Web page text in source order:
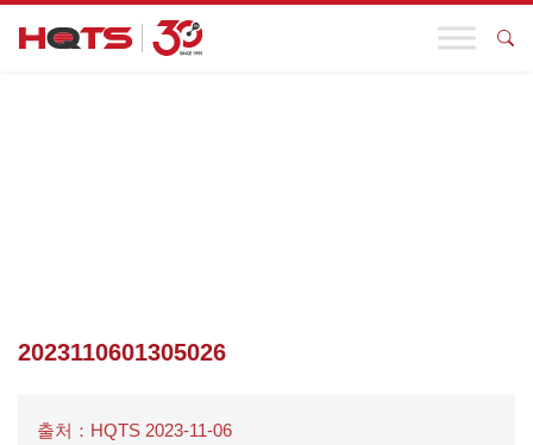
2023110601305026
출처：HQTS 2023-11-06